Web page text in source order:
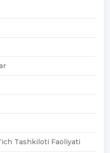
Tashkiloti Faoliyati